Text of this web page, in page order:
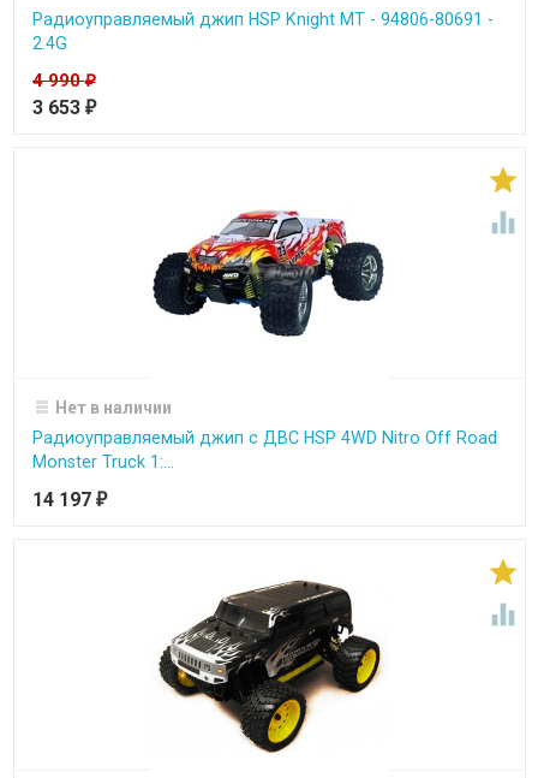
Радиоуправляемый джип HSP Knight MT - 94806-80691 -
2.4G
4 990₽
3 653 ₽


Нет в наличии
Радиоуправляемый джип с ДВС HSP 4WD Nitro Off Road
Monster Truck 1:...
14 197 ₽

